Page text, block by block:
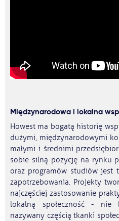
Międzynarodowa i lokalna
Howest ma bogatą historię
dużymi, międzynarodowymi
małymi i średnimi
sobie silną pozycję na rynku
oraz programów studiów jest
zapotrzebowania. Projekty
najczęściej zastosowanie
lokalną społeczność -
nazywany częścią tkanki